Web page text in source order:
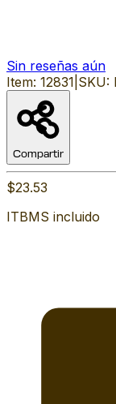
Sin reseñas aún
Item: 12831 SKU:
Compartir
$23.53
ITBMS incluido